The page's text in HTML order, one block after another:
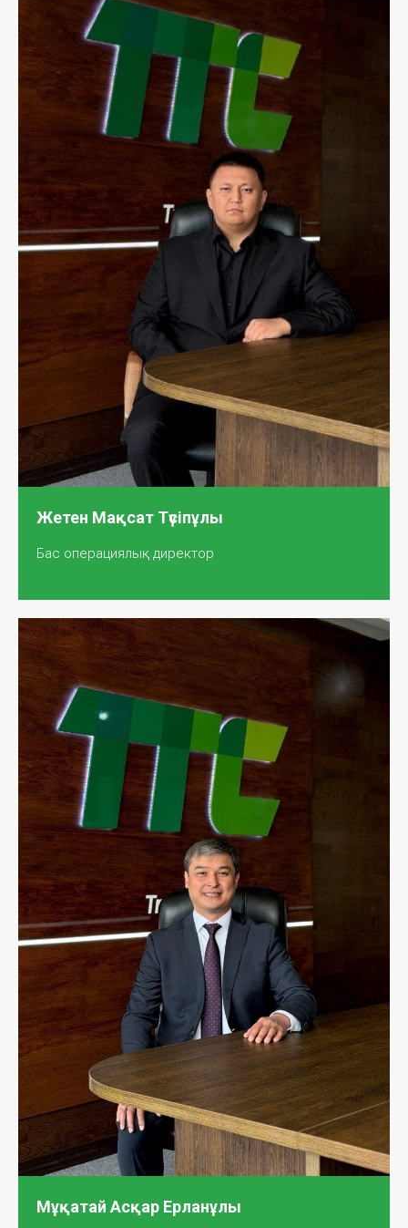
Жетен Мақсат Түсіпұлы
Бас операциялық директор
Мұқатай Асқар Ерланұлы